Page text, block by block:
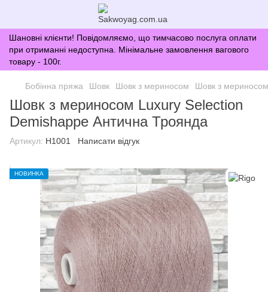
Шановні клієнти! Повідомляємо, що тимчасово послуга оплати
при отриманні недоступна. Мінімальне замовлення вагового
товару - 100г.
Бобінна пряжа Шовк Шовк з мериносом Шовк з
Шовк з мериносом Luxury Selection
Demishappe Антична Троянда
Артикул: H1001 Написати відгук
НОВИНКА